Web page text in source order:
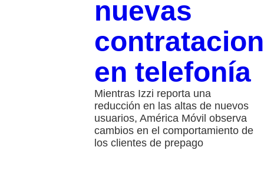
nuevas
en telefonía
Mientras Izzi reporta una
reducción en las altas de nuevos
usuarios, América Móvil observa
cambios en el comportamiento de
los clientes de prepago